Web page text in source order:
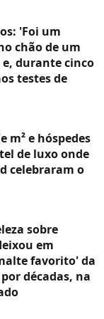
'Foi um
chão de um
durante cinco
testes de
m² e hóspedes
de luxo onde
celebraram o
sobre
em
favorito' da
décadas, na